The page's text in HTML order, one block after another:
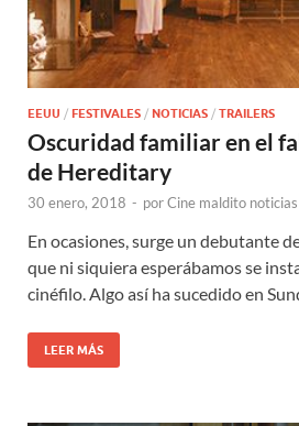
EEUU / FESTIVALES / NOTICIAS / TRAILERS
Oscuridad familiar en el
de Hereditary
30 enero, 2018 - porCine maldito noticias
En ocasiones, surge un debutante
que ni siquiera esperábamos se
cinéfilo. Algo así ha sucedido en
LEER MÁS